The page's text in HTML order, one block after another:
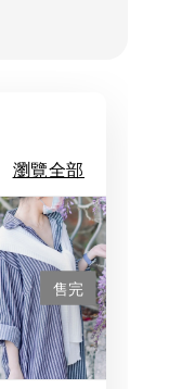
瀏覽全部
售完